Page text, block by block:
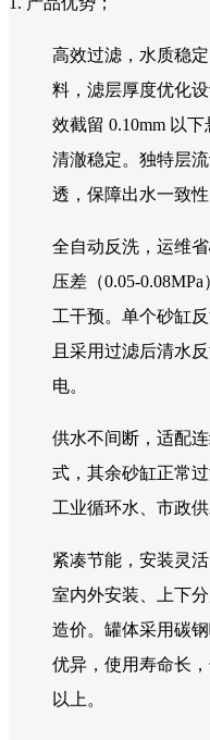
高效过滤，水质稳
料，滤层厚度优化
效截留 0.10mm 以
清澈稳定。独特层
透，保障出水一致性
全自动反洗，运维
压差（0.05-
工干预。单个砂缸反
且采用过滤后清水
电。
供水不间断，适配
式，其余砂缸正常
工业循环水、市政
紧凑节能，安装灵
室内外安装、上下
造价。罐体采用碳
优异，使用寿命长
以上。